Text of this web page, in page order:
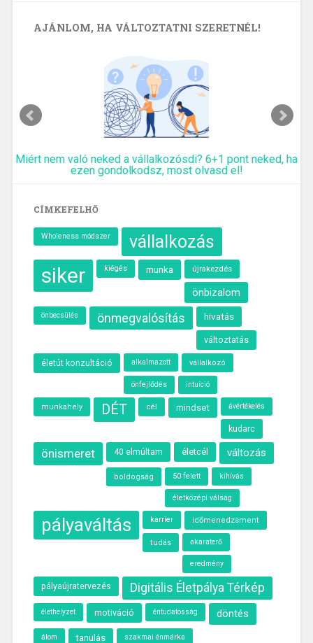
AJÁNLOM, HA VÁLTOZTATNI SZERETNÉL!
Miért nem való neked a vállalkozósdi? 6+1 pont neked, ha
ezen gondolkodsz, most olvasd el!
CÍMKEFELHŐ
Wholeness módszer vállalkozás
siker kiégés munka újrakezdés
önbizalom
önbecsülés önmegvalósítás hivatás
változtatás
életút konzultáció alkalmazott vállalkozó
önfejlődés intuíció
munkahely DÉT cél mindset ávértékelés
kudarc
önismeret 40 elmúltam életcél változás
boldogság 50 felett kihívás
életközépi válság
pályaváltás karrier időmenedzsment
tudás akaraterő
eredmény
pályaújratervezés Digitális Életpálya Térkép
élethelyzet motiváció éntudatosság döntés
álom tanulás szakmai énmárka